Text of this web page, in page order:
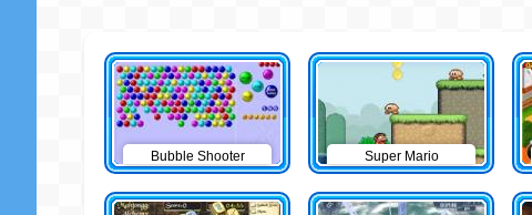
Bubble Shooter Super Mario